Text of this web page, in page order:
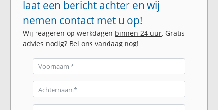
laat een bericht achter en wij
nemen contact met u op!
Wij reageren op werkdagen binnen 24 uur. Gratis
advies nodig? Bel ons vandaag nog!